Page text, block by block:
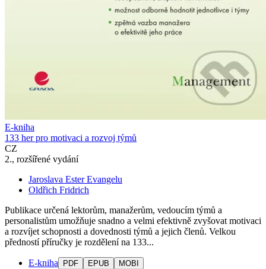
E-kniha
133 her pro motivaci a rozvoj týmů
CZ
2., rozšířené vydání
Jaroslava Ester Evangelu
Oldřich Fridrich
Publikace určená lektorům, manažerům, vedoucím týmů a
personalistům umožňuje snadno a velmi efektivně zvyšovat motivaci
a rozvíjet schopnosti a dovednosti týmů a jejich členů. Velkou
předností příručky je rozdělení na 133...
E-kniha PDF EPUB MOBI